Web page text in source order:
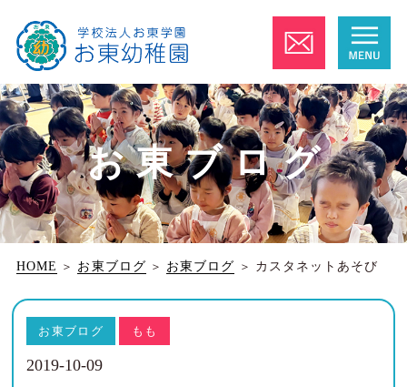
お東ブログ
HOME ＞ お東ブログ ＞ お東ブログ ＞ カスタネットあそび
お東ブログ もも
2019-10-09